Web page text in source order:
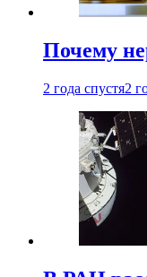
Почему
2 года спустя2